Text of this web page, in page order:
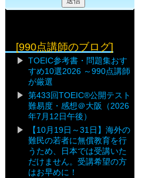
[990点講師のブログ]
TOEIC参考書・問題集おす
すめ10選2026 ～990点講師
が厳選
第433回TOEIC®公開テスト
難易度・感想＠大阪（2026
年7月12日午後）
【10月19日～31日】海外の
難民の若者に無償教育を行
うため、日本では受講いた
だけません。受講希望の方
はお早めに！